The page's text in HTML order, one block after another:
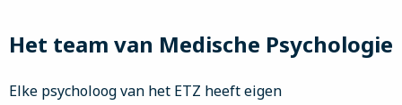
Het team van Medische Psychologie
Elke psycholoog van het ETZ heeft eigen